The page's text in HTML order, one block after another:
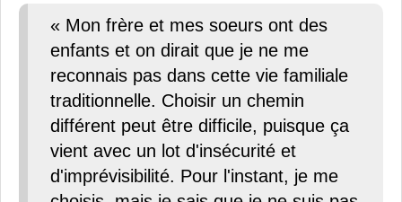
« Mon frère et mes soeurs ont des
enfants et on dirait que je ne me
reconnais pas dans cette vie familiale
traditionnelle. Choisir un chemin
différent peut être difficile, puisque ça
vient avec un lot d'insécurité et
d'imprévisibilité. Pour l'instant, je me